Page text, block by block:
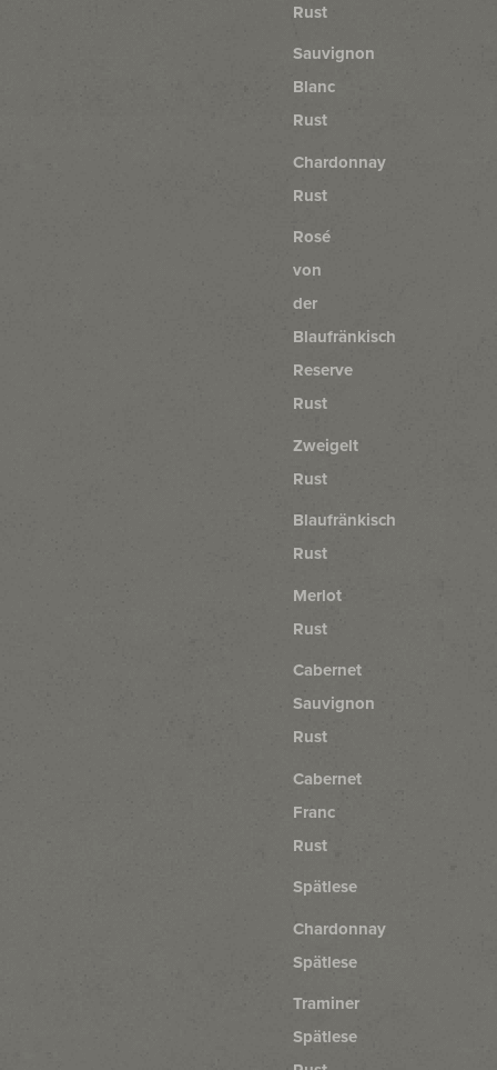
Rust
Sauvignon
Blanc
Rust
Chardonnay
Rust
Rosé
von
der
Blaufränkisch
Reserve
Rust
Zweigelt
Rust
Blaufränkisch
Rust
Merlot
Rust
Cabernet
Sauvignon
Rust
Cabernet
Franc
Rust
Spätlese
Chardonnay
Spätlese
Traminer
Spätlese